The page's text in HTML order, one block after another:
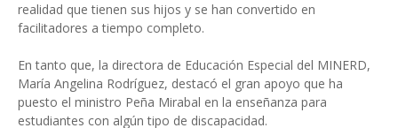
realidad que tienen sus hijos y se han convertido en
facilitadores a tiempo completo.
En tanto que, la directora de Educación Especial del MINERD,
María Angelina Rodríguez, destacó el gran apoyo que ha
puesto el ministro Peña Mirabal en la enseñanza para
estudiantes con algún tipo de discapacidad.